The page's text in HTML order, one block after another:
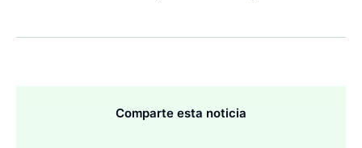
Comparte esta noticia